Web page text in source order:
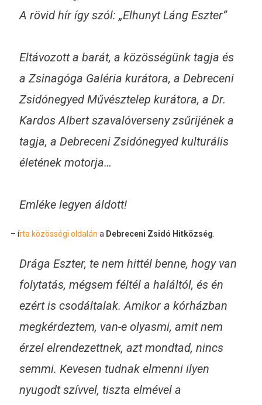
A rövid hír így szól: „Elhunyt Láng Eszter”
Eltávozott a barát, a közösségünk tagja és
a Zsinagóga Galéria kurátora, a Debreceni
Zsidónegyed Művésztelep kurátora, a Dr.
Kardos Albert szavalóverseny zsűrijének a
tagja, a Debreceni Zsidónegyed kulturális
életének motorja…
Emléke legyen áldott!
– írta közösségi oldalán a Debreceni Zsidó Hitközség
Drága Eszter, te nem hittél benne, hogy van
folytatás, mégsem féltél a haláltól, és én
ezért is csodáltalak. Amikor a kórházban
megkérdeztem, van-e olyasmi, amit nem
érzel elrendezettnek, azt mondtad, nincs
semmi. Kevesen tudnak elmenni ilyen
nyugodt szívvel, tiszta elmével a